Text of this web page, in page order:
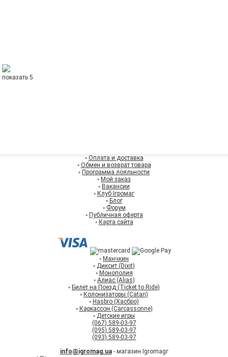
показать 5
◦ Оплата и доставка
◦ Обмен и возврат товара
◦ Программа лояльности
◦ Мой заказ
◦ Вакансии
◦ Клуб Ігромаг
◦ Блог
◦ Форум
◦ Публичная оферта
◦ Карта сайта
◦ Манчкин
◦ Диксит (Dixit)
◦ Монополия
◦ Алиас (Alias)
◦ Билет на Поезд (Ticket to Ride)
◦ Колонизаторы (Catan)
◦ Hasbro (Хасбро)
◦ Каркассон (Carcassonne)
◦ Детские игры
(067) 589-03-97
(095) 589-03-97
(093) 589-03-97
info@igromag.ua- магазин Igromagг